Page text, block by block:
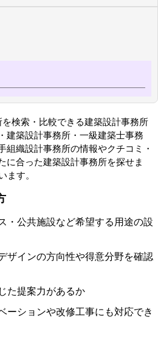
検索・比較できる建築設計事務所
建築設計事務所・一級建築士事務
組織設計事務所の情報やクチコミ・
に合った建築設計事務所を探せま
ます。
・公共施設など希望する用途の設
ザインの方向性や得意分野を確認
た提案力があるか
ーションや改修工事にも対応でき